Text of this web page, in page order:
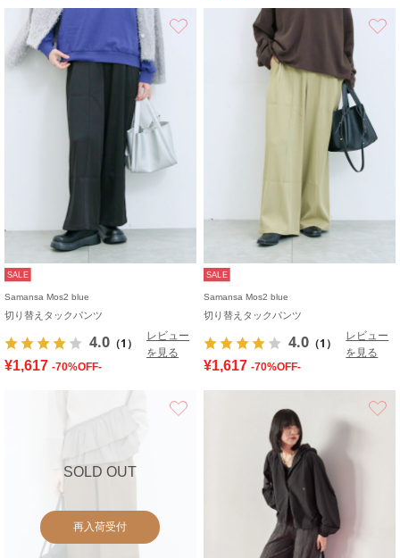
SALE
Samansa Mos2 blue
切り替えタックパンツ
4.0 （1）
レビュー
を見る
¥1,617 -70%OFF-
SALE
Samansa Mos2 blue
切り替えタックパンツ
4.0 （1）
レビュー
を見る
¥1,617 -70%OFF-
SOLD OUT
再入荷受付